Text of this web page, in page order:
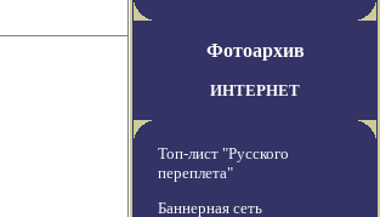
Фотоархив
ИНТЕРНЕТ
Топ-лист "Русского
переплета"
Баннерная сеть